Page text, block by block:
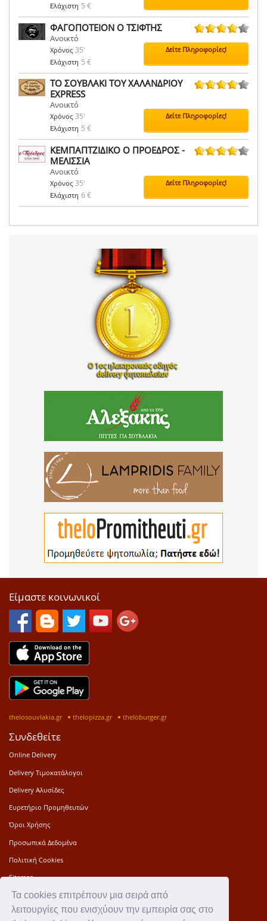
Τα cookies επιτρέπουν μια σειρά από
λειτουργίες που ενισχύουν την εμπειρία σας στο
Ελάχιστη 5 €
ΦΑΓΟΠΟΤΕΙΟΝ Ο ΤΣΙΦΤΗΣ
Ανοικτό
Χρόνος 35'
Ελάχιστη 5 €
Δείτε Πληροφορίες!
ΤΟ ΣΟΥΒΛΑΚΙ ΤΟΥ ΧΑΛΑΝΔΡΙΟΥ
EXPRESS
Ανοικτό
Χρόνος 35'
Ελάχιστη 5 €
Δείτε Πληροφορίες!
ΚΕΜΠΑΠΤΖΙΔΙΚΟ Ο ΠΡΟΕΔΡΟΣ -
ΜΕΛΙΣΣΙΑ
Ανοικτό
Χρόνος 35'
Ελάχιστη 6 €
Δείτε Πληροφορίες!
Είμαστε κοινωνικοί
thelosouvlakia.gr thelopizza.gr theloburger.gr
Συνδεθείτε
Online Delivery
Delivery Τιμοκατάλογοι
Delivery Αλυσίδες
Ευρετήριο Προμηθευτών
Όροι Χρήσης
Προσωπικά Δεδομένα
Πολιτική Cookies
Sitemap
Press Kit
Επικοινωνία